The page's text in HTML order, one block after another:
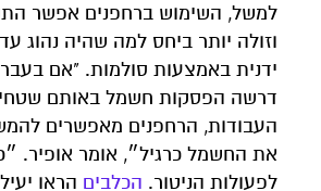
למשל, השימוש ברחפנים אפשר
וזולה יותר ביחס למה שהיה נהוג
ידנית באמצעות סולמות. "אם
דרשה הפסקות חשמל באותם
העבודות, הרחפנים מאפשרים
את החשמל כרגיל״, אומר אופיר.
לפעולות הניטור. הכלבים הראו